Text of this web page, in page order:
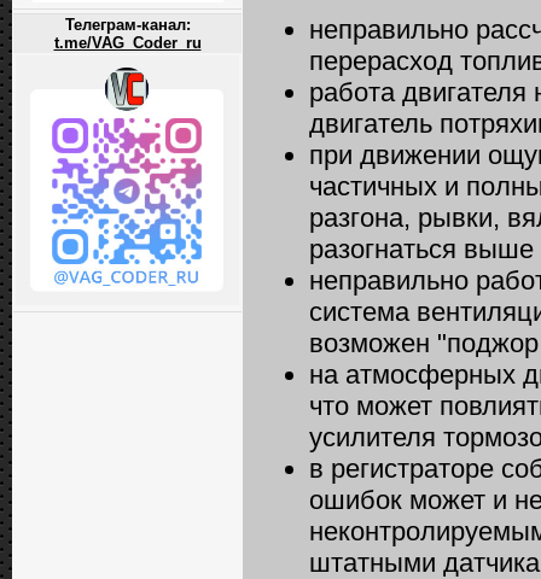
Телеграм-канал:
t.me/VAG_Coder_ru
неправильно
перерасход
работа
двигатель
при движении
частичных и
разгона, рывки,
разогнаться
неправильно
система
возможен
на атмосферных
что может
усилителя
в регистраторе
ошибок может и
штатными